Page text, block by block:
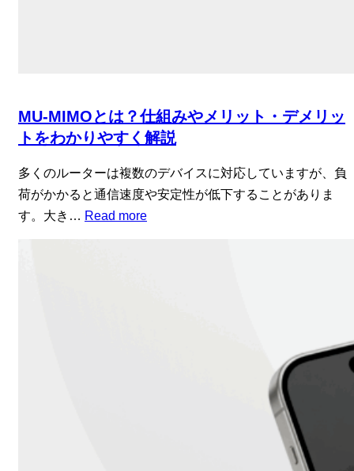
MU-MIMOとは？仕組みやメリット・デメリッ
トをわかりやすく解説
多くのルーターは複数のデバイスに対応していますが、負
荷がかかると通信速度や安定性が低下することがありま
す。大き… Read more